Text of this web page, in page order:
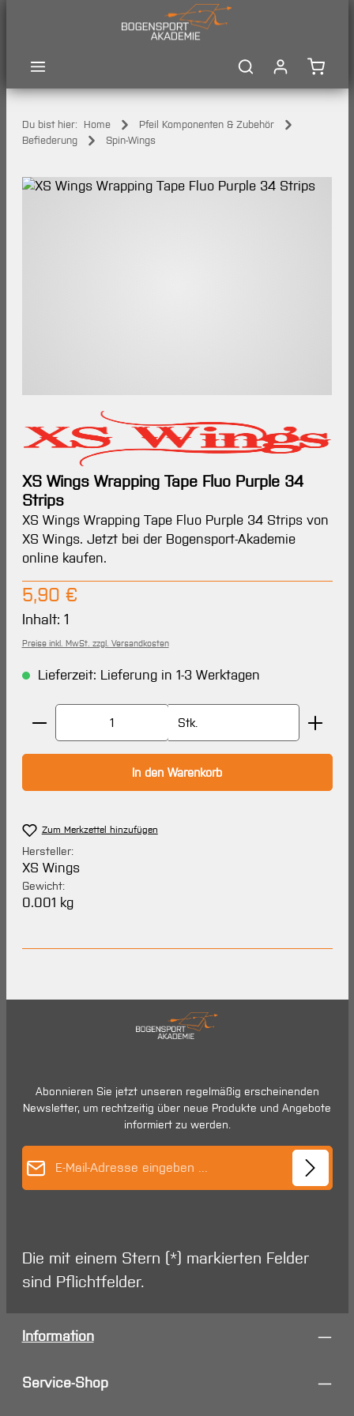
Du bist hier: Home
Pfeil Komponenten & Zubehör
Befiederung
Spin-Wings
Bildergalerie überspringen
XS Wings Wrapping Tape Fluo Purple 34
Strips
XS Wings Wrapping Tape Fluo Purple 34 Strips von
XS Wings. Jetzt bei der Bogensport-Akademie
online kaufen.
Regulärer Preis:
5,90 €
Inhalt: 1
Preise inkl. MwSt. zzgl. Versandkosten
Lieferzeit: Lieferung in 1-3 Werktagen
Produkt Anzahl: Gib den gewünschten Wert ein
Stk.
In den Warenkorb
Zum Merkzettel hinzufügen
Hersteller:
XS Wings
Gewicht:
0.001 kg
Abonnieren Sie jetzt unseren regelmäßig erscheinenden
Newsletter, um rechtzeitig über neue Produkte und Angebote
informiert zu werden.
Die mit einem Stern (*) markierten Felder
sind Pflichtfelder.
Information
Service-Shop